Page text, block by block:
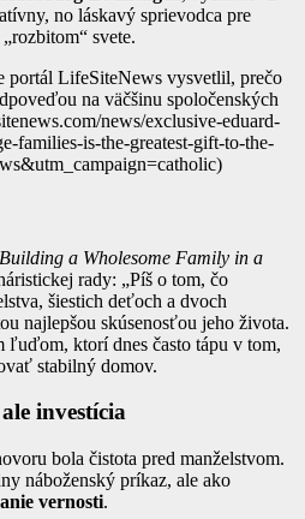
no láskavý sprievodca pre
svete.
portál LifeSiteNews vysvetlil, prečo
na väčšinu spoločenských
news/exclusive-eduard-
families-is-the-greatest-gift-to-the-
Building a Wholesome Family in a
rady: „Píš o tom, čo
šiestich deťoch a dvoch
najlepšou skúsenosťou jeho života.
ktorí dnes často tápu v tom,
stabilný domov.
investícia
bola čistota pred manželstvom.
náboženský príkaz, ale ako
vernosti.